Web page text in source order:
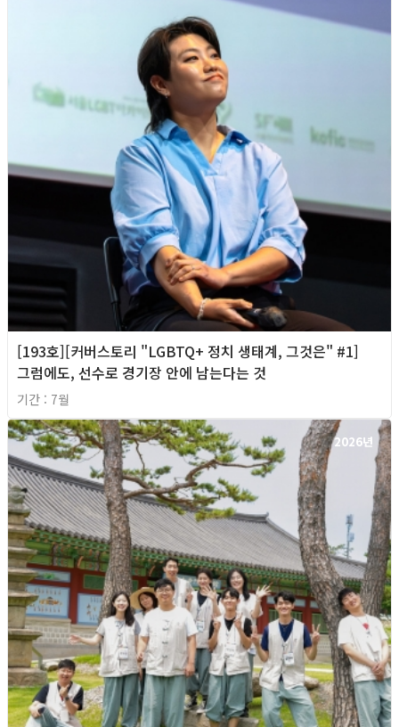
[193호][커버스토리 "LGBTQ+ 정치 생태계, 그것은" #1]
그럼에도, 선수로 경기장 안에 남는다는 것
기간 : 7월
2026년